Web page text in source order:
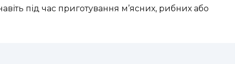
під час приготування м’ясних, рибних або